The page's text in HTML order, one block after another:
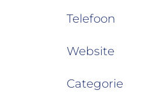
Telefoon
Website
Categorie